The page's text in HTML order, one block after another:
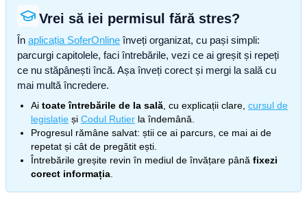
Vrei să iei permisul fără stres?
În aplicația SoferOnline înveți organizat, cu pași simpli:
parcurgi capitolele, faci întrebările, vezi ce ai greșit și repeți
ce nu stăpânești încă. Așa înveți corect și mergi la sală cu
mai multă încredere.
Ai toate întrebările de la sală , cu explicații clare, cursul de
legislație și Codul Rutier la îndemână.
Progresul rămâne salvat: știi ce ai parcurs, ce mai ai de
repetat și cât de pregătit ești.
Întrebările greșite revin în mediul de învățare până fixezi
corect informația